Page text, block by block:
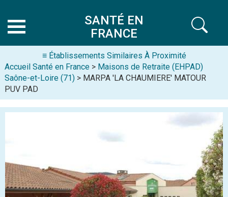
SANTÉ EN
FRANCE
≡ Établissements Similaires À Proximité
Accueil Santé en France > Maisons de Retraite (EHPAD)
Saône-et-Loire (71) > MARPA 'LA CHAUMIERE' MATOUR
PUV PAD